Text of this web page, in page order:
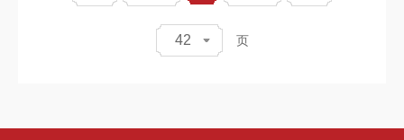
42 页